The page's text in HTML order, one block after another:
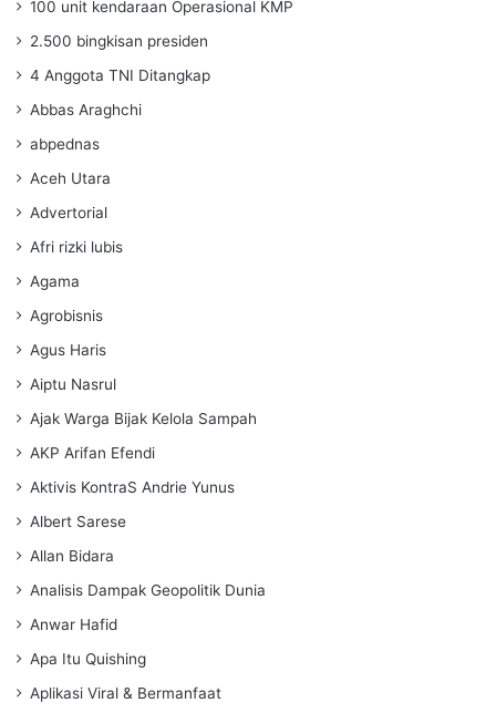
100 unit kendaraan Operasional KMP
2.500 bingkisan presiden
4 Anggota TNI Ditangkap
Abbas Araghchi
abpednas
Aceh Utara
Advertorial
Afri rizki lubis
Agama
Agrobisnis
Agus Haris
Aiptu Nasrul
Ajak Warga Bijak Kelola Sampah
AKP Arifan Efendi
Aktivis KontraS Andrie Yunus
Albert Sarese
Allan Bidara
Analisis Dampak Geopolitik Dunia
Anwar Hafid
Apa Itu Quishing
Aplikasi Viral & Bermanfaat